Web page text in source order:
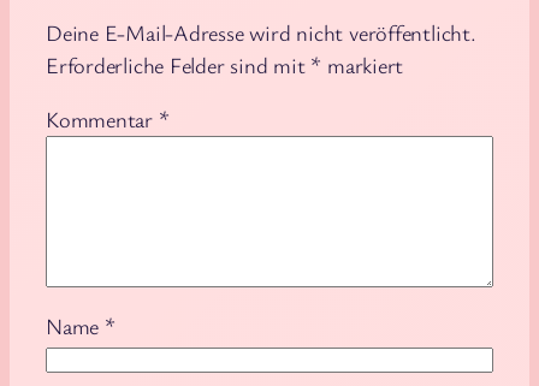
Deine E-Mail-Adresse wird nicht veröffentlicht.
Erforderliche Felder sind mit * markiert
Kommentar *
Name *